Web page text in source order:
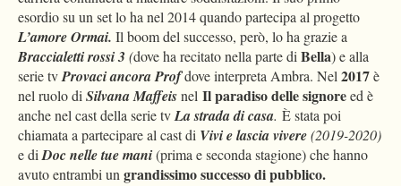
esordio su un set lo ha nel 2014 quando partecipa al progetto
L’amore Ormai. Il boom del successo, però, lo ha grazie a
Braccialetti rossi 3 (dove ha recitato nella parte diBella) e alla
serie tvProvaci ancora Profdove interpreta Ambra. Nel2017è
nel ruolo diSilvana Maffeisnel Il paradiso delle signoreed è
anche nel cast della serie tvLa strada di casa. È stata poi
chiamata a partecipare al cast di Vivi e lascia vivere(2019-2020)
e diDoc nelle tue mani(prima e seconda stagione) che hanno
avuto entrambi ungrandissimo successo di pubblico.